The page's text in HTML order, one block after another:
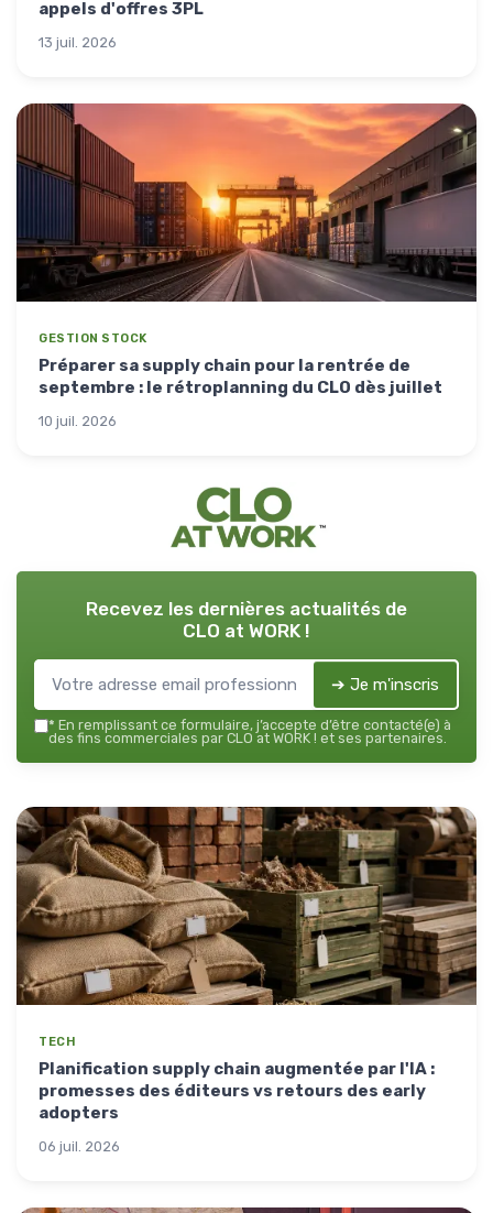
appels d'offres 3PL
13 juil. 2026
GESTION STOCK
Préparer sa supply chain pour la rentrée de
septembre : le rétroplanning du CLO dès juillet
10 juil. 2026
Recevez les dernières actualités de
CLO at WORK !
➔ Je m'inscris
* En remplissant ce formulaire, j’accepte d’être contacté(e) à
des fins commerciales par CLO at WORK ! et ses partenaires.
TECH
Planification supply chain augmentée par l'IA :
promesses des éditeurs vs retours des early
adopters
06 juil. 2026